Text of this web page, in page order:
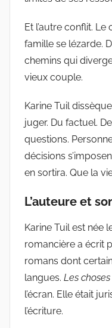
Et l’autre conflit.
famille se lézarde.
chemins qui
vieux couple.
Karine Tuil
juger. Du factuel.
questions.
décisions
en sortira. Que la
L’auteure et
Karine Tuil est née
romancière a écrit
romans dont
langues. Les
l’écran. Elle était
l’écriture.